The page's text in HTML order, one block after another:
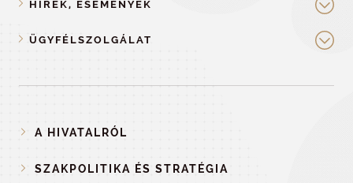
HÍREK, ESEMÉNYEK
ÜGYFÉLSZOLGÁLAT
A HIVATALRÓL
SZAKPOLITIKA ÉS STRATÉGIA